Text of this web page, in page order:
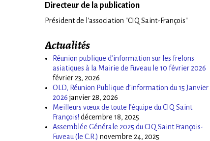
Directeur de la publication
Président de l'association "CIQ Saint-François"
Actualités
Réunion publique d’information sur les frelons
asiatiques à la Mairie de Fuveau le 10 février 2026
février 23, 2026
OLD, Réunion Publique d’information du 15 Janvier
2026 janvier 28, 2026
Meilleurs vœux de toute l’équipe du CIQ Saint
François! décembre 18, 2025
Assemblée Générale 2025 du CIQ Saint François-
Fuveau (le C.R.) novembre 24, 2025